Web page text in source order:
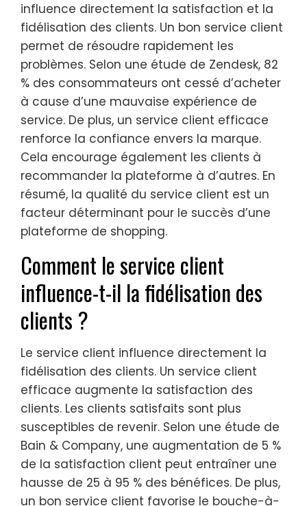
influence directement la satisfaction et la
fidélisation des clients. Un bon service client
permet de résoudre rapidement les
problèmes. Selon une étude de Zendesk, 82
% des consommateurs ont cessé d’acheter
à cause d’une mauvaise expérience de
service. De plus, un service client efficace
renforce la confiance envers la marque.
Cela encourage également les clients à
recommander la plateforme à d’autres. En
résumé, la qualité du service client est un
facteur déterminant pour le succès d’une
plateforme de shopping.
Comment le service client
influence-t-il la fidélisation des
clients ?
Le service client influence directement la
fidélisation des clients. Un service client
efficace augmente la satisfaction des
clients. Les clients satisfaits sont plus
susceptibles de revenir. Selon une étude de
Bain & Company, une augmentation de 5 %
de la satisfaction client peut entraîner une
hausse de 25 à 95 % des bénéfices. De plus,
un bon service client favorise le bouche-à-